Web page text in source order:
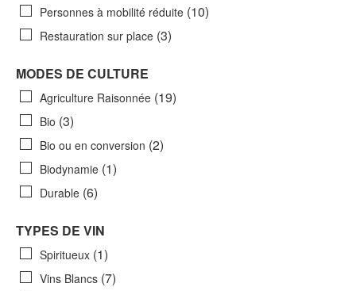
Personnes à mobilité réduite (10)
Restauration sur place (3)
MODES DE CULTURE
Agriculture Raisonnée (19)
Bio (3)
Bio ou en conversion (2)
Biodynamie (1)
Durable (6)
TYPES DE VIN
Spiritueux (1)
Vins Blancs (7)